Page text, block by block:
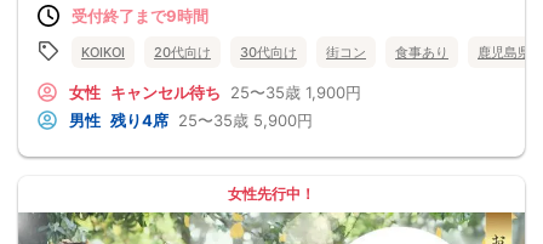
受付終了まで9時間
KOIKOI 20代向け 30代向け 街コン 食事あり 鹿児島県
女性 キャンセル待ち 25〜35歳 1,900円
男性 残り4席 25〜35歳 5,900円
女性先行中！